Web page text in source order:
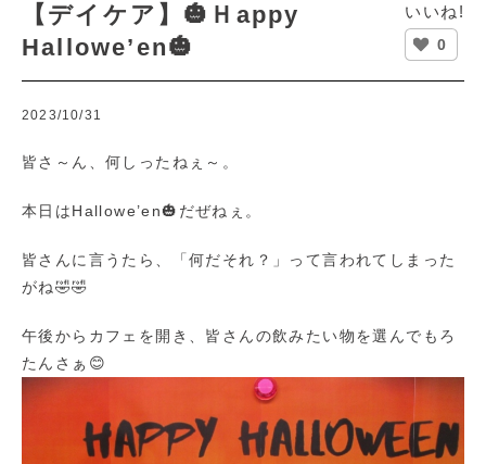
【デイケア】🎃Ｈappy
Hallowe’en🎃
いいね!
0
2023/10/31
皆さ～ん、何しったねぇ～。
本日はHallowe’en🎃だぜねぇ。
皆さんに言うたら、「何だそれ？」って言われてしまった
がね🤣🤣
午後からカフェを開き、皆さんの飲みたい物を選んでもろ
たんさぁ😊